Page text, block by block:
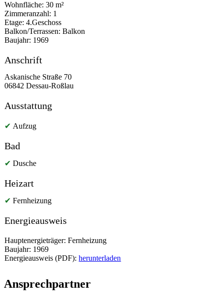
Wohnfläche: 30 m²
Zimmeranzahl: 1
Etage: 4.Geschoss
Balkon/Terrassen: Balkon
Baujahr: 1969
Anschrift
Askanische Straße 70
06842 Dessau-Roßlau
Ausstattung
✔ Aufzug
Bad
✔ Dusche
Heizart
✔ Fernheizung
Energieausweis
Hauptenergieträger: Fernheizung
Baujahr: 1969
Energieausweis (PDF):herunterladen
Ansprechpartner